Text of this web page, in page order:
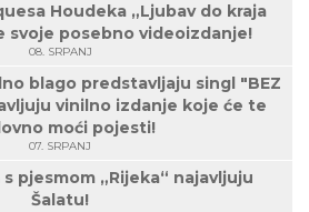
Houdeka „Ljubav do kraja
svoje posebno videoizdanje!
08. SRPANJ
blago predstavljaju singl "BEZ
vinilno izdanje koje će te
moći pojesti!
07. SRPANJ
pjesmom „Rijeka“ najavljuju
Šalatu!